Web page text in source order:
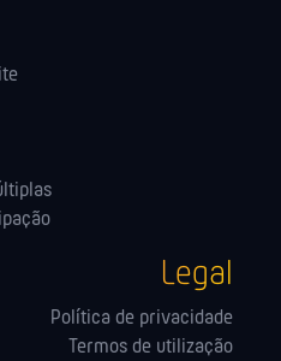
Legal
Política de privacidade
Termos de utilização